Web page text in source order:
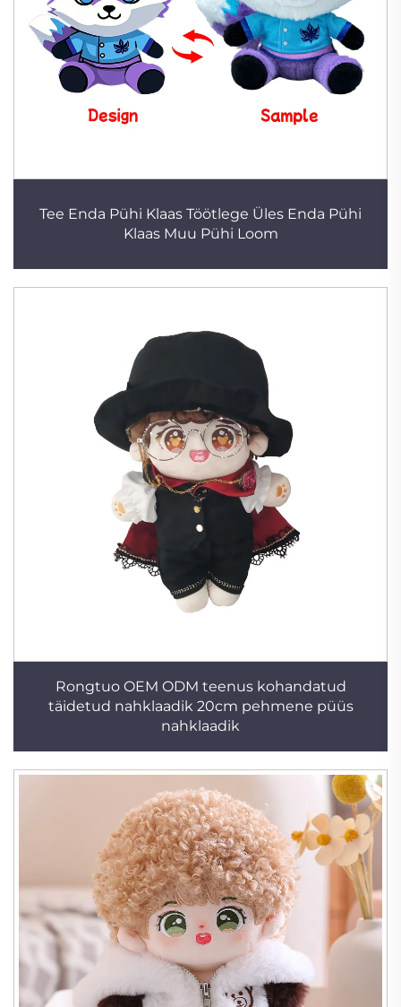
Tee Enda Pühi Klaas Töötlege Üles Enda Pühi
Klaas Muu Pühi Loom
Rongtuo OEM ODM teenus kohandatud
täidetud nahklaadik 20cm pehmene püüs
nahklaadik